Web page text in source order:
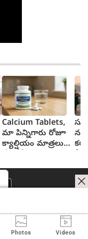
Calcium Tablets,
మా పిన్నిగారు రోజూ
క్యాల్షియం మాత్రలు
Photos Videos